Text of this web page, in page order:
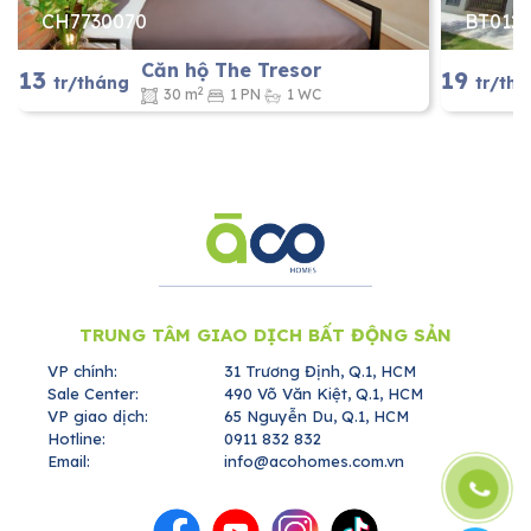
CH7730070
13 tr/tháng
Căn hộ The Tresor
30 m2 1 PN 1 WC 19tr/
TRUNG TÂM GIAO DỊCH BẤT ĐỘNG SẢN
VP chính:
31 Trương Định, Q.1, HCM
Sale Center:
490 Võ Văn Kiệt, Q.1, HCM
VP giao dịch:
65 Nguyễn Du, Q.1, HCM
Hotline:
0911 832 832
Email:
info@acohomes.com.vn